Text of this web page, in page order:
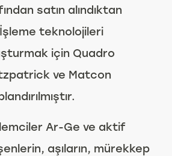
satın alındıktan
teknolojileri
için Quadro
ve Matcon
Ar-Ge ve aktif
aşıların, mürekkep